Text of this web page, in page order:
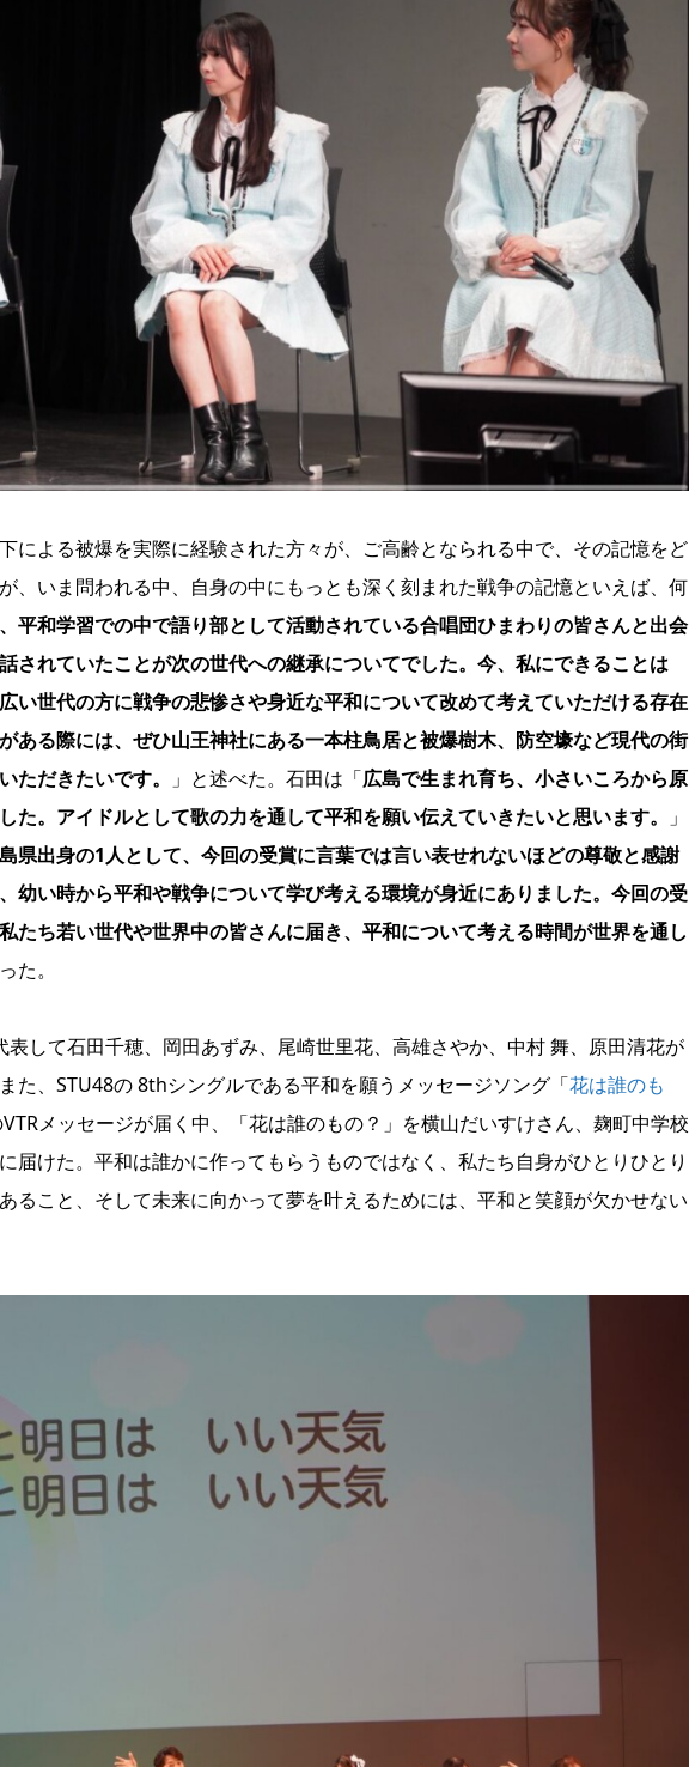
による被爆を実際に経験された方々が、ご高齢となられる中で、その記憶をど
、いま問われる中、自身の中にもっとも深く刻まれた戦争の記憶といえば、何
平和学習での中で語り部として活動されている合唱団ひまわりの皆さんと出会
されていたことが次の世代への継承についてでした。今、私にできることは
い世代の方に戦争の悲惨さや身近な平和について改めて考えていただける存在
ある際には、ぜひ山王神社にある一本柱鳥居と被爆樹木、防空壕など現代の街
ただきたいです。
」と述べた。石田は「広島で生まれ育ち、小さいころから原
た。アイドルとして歌の力を通して平和を願い伝えていきたいと思います。
」
県出身の1人として、今回の受賞に言葉では言い表せれないほどの尊敬と感謝
幼い時から平和や戦争について学び考える環境が身近にありました。今回の受
たち若い世代や世界中の皆さんに届き、平和について考える時間が世界を通し
た。
して石田千穂、岡田あずみ、尾崎世里花、高雄さやか、中村 舞、原田清花が
た、STU48の 8thシングルである平和を願うメッセージソング「花は誰のも
メッセージが届く中、「花は誰のもの？」を横山だいすけさん、麹町中学校
届けた。平和は誰かに作ってもらうものではなく、私たち自身がひとりひとり
ること、そして未来に向かって夢を叶えるためには、平和と笑顔が欠かせない